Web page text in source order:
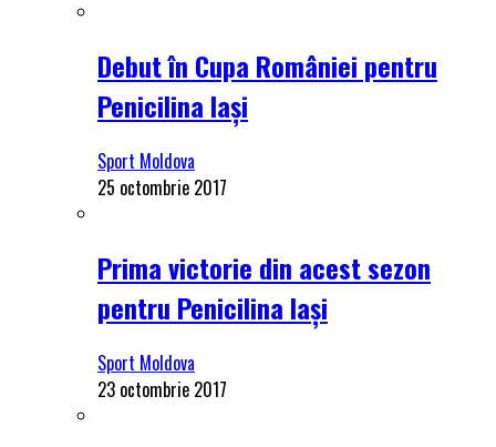
Debut în Cupa României pentru
Penicilina Iași
Sport Moldova
25 octombrie 2017
Prima victorie din acest sezon
pentru Penicilina Iași
Sport Moldova
23 octombrie 2017